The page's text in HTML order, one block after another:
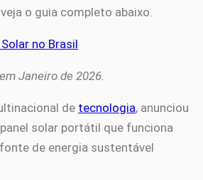
o guia completo abaixo.
no Brasil
Janeiro de 2026.
de tecnologia, anunciou
solar portátil que funciona
de energia sustentável